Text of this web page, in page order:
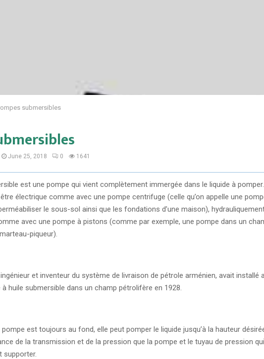
submersibles
June 25, 2018 0 1641
est une pompe qui vient complètement immergée dans le liquide à
électrique comme avec une pompe centrifuge (celle qu’on appelle une
le sous-sol ainsi que les fondations d’une maison),
avec une pompe à pistons (comme par exemple, une pompe dans un
piqueur).
et inventeur du système de livraison de pétrole arménien, avait installé
huile submersible dans un champ pétrolifère en 1928.
est toujours au fond, elle peut pomper le liquide jusqu’à la hauteur
de la transmission et de la pression que la pompe et le tuyau de pression
supporter.